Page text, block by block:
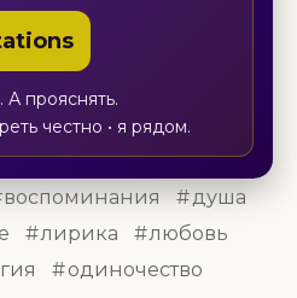
прояснять.
честно • я рядом.
воспоминания
душа
лирика
любовь
одиночество